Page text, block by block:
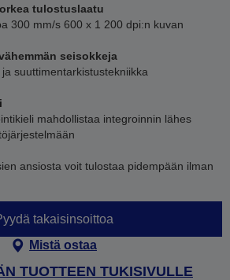
tulostuslaatu
300 mm/s 600 x 1 200 dpi:n kuvan
seisokkeja
suuttimentarkistustekniikka
mahdollistaa integroinnin lähes
ansiosta voit tulostaa pidempään ilman
takaisinsoittoa
Mistä ostaa
TUOTTEEN TUKISIVULLE